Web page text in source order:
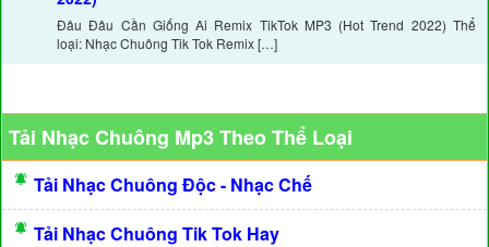
Đâu Đâu Cần Giống Ai Remix TikTok MP3 (Hot Trend 2022) Thể
loại: Nhạc Chuông Tik Tok Remix […]
Tải Nhạc Chuông Mp3 Theo Thể Loại
Tải Nhạc Chuông Độc - Nhạc Chế
Tải Nhạc Chuông Tik Tok Hay